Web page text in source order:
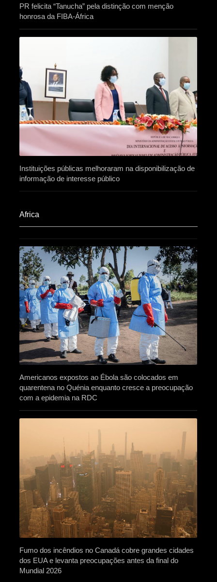
PR felicita “Tanucha” pela distinção com menção
honrosa da FIBA-África
Instituições públicas melhoraram na disponibilização de
informação de interesse público
Africa​
Americanos expostos ao Ébola são colocados em
quarentena no Quénia enquanto cresce a preocupação
com a epidemia na RDC
Fumo dos incêndios no Canadá cobre grandes cidades
dos EUA e levanta preocupações antes da final do
Mundial 2026